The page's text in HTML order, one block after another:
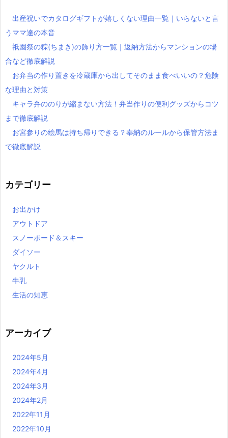
出産祝いでカタログギフトが嬉しくない理由一覧｜いらないと言
うママ達の本音
祇園祭の粽(ちまき)の飾り方一覧｜返納方法からマンションの場
合など徹底解説
お弁当の作り置きを冷蔵庫から出してそのまま食べいいの？危険
な理由と対策
キャラ弁ののりが縮まない方法！弁当作りの便利グッズからコツ
まで徹底解説
お宮参りの絵馬は持ち帰りできる？奉納のルールから保管方法ま
で徹底解説
カテゴリー
お出かけ
アウトドア
スノーボード＆スキー
ダイソー
ヤクルト
牛乳
生活の知恵
アーカイブ
2024年5月
2024年4月
2024年3月
2024年2月
2022年11月
2022年10月